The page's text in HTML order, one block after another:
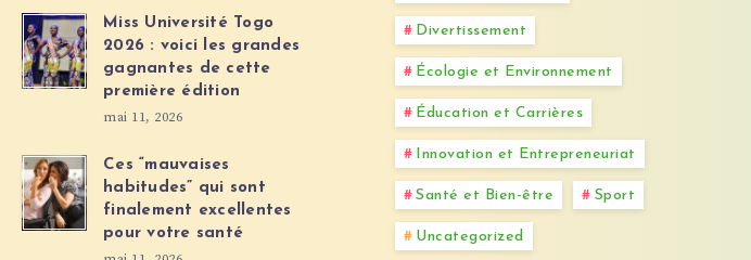
Miss Université Togo
2026 : voici les grandes
gagnantes de cette
première édition
mai 11, 2026
Ces “mauvaises
habitudes” qui sont
finalement excellentes
pour votre santé
Divertissement
Écologie et Environnement
Éducation et Carrières
Innovation et Entrepreneuriat
Santé et Bien-être Sport
Uncategorized